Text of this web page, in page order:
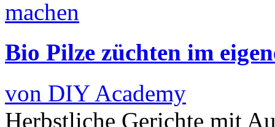
Bio Pilze züchten im
von DIY Academy
Herbstliche Gerichte mit